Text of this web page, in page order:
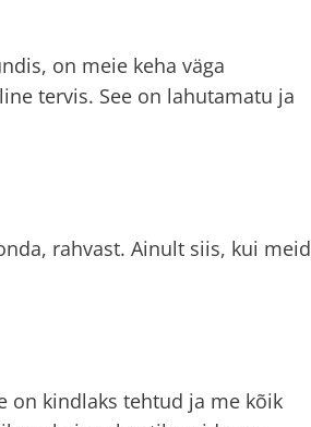
on meie keha väga
tervis. See on lahutamatu ja
rahvast. Ainult siis, kui meid
on kindlaks tehtud ja me kõik